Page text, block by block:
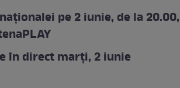
pe 2 iunie, de la
în direct marţi, 2 iunie